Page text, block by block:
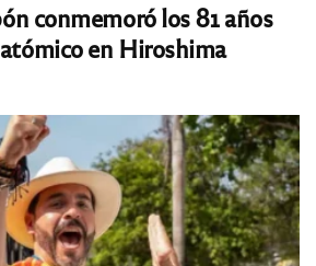
conmemoró los 81 años
en Hiroshima